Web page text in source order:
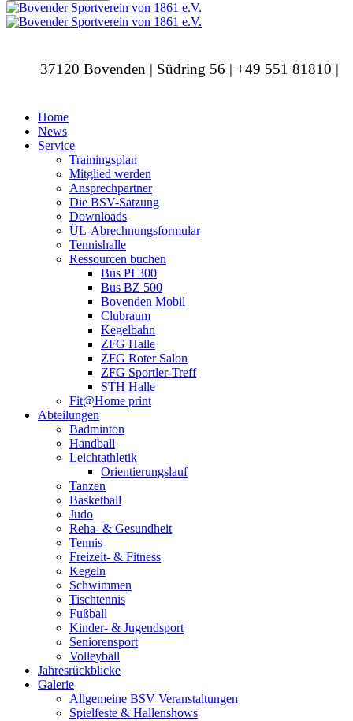
37120 Bovenden | Südring 56 | +49 551 81810 |
Home
News
Service
Trainingsplan
Mitglied werden
Ansprechpartner
Die BSV-Satzung
Downloads
ÜL-Abrechnungsformular
Tennishalle
Ressourcen buchen
Bus PI 300
Bus BZ 500
Bovenden Mobil
Clubraum
Kegelbahn
ZFG Halle
ZFG Roter Salon
ZFG Sportler-Treff
STH Halle
Fit@Home print
Abteilungen
Badminton
Handball
Leichtathletik
Orientierungslauf
Tanzen
Basketball
Judo
Reha- & Gesundheit
Tennis
Freizeit- & Fitness
Kegeln
Schwimmen
Tischtennis
Fußball
Kinder- & Jugendsport
Seniorensport
Volleyball
Jahresrückblicke
Galerie
Allgemeine BSV Veranstaltungen
Spielfeste & Hallenshows